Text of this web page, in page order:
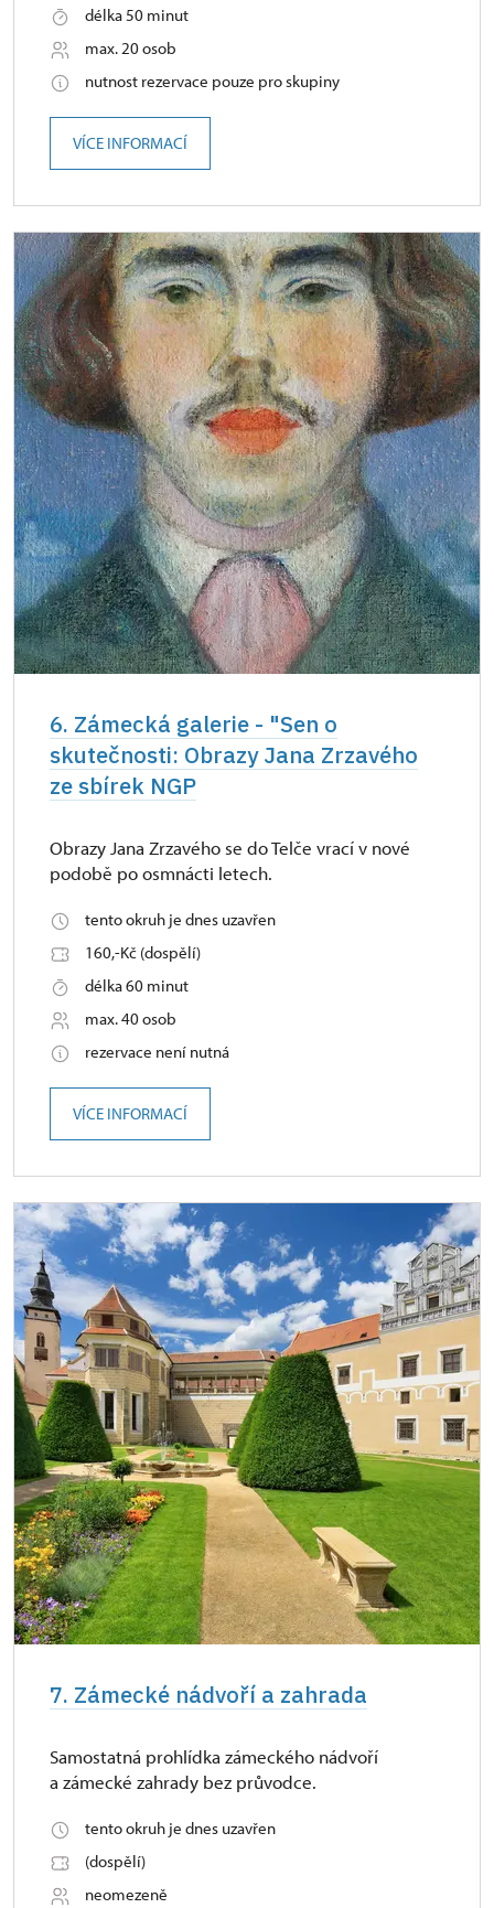
délka 50 minut
max. 20 osob
nutnost rezervace pouze pro skupiny
VÍCE INFORMACÍ
6. Zámecká galerie - "Sen o
skutečnosti: Obrazy Jana Zrzavého
ze sbírek NGP
Obrazy Jana Zrzavého se do Telče vrací v nové
podobě po osmnácti letech.
tento okruh je dnes uzavřen
160,-Kč (dospělí)
délka 60 minut
max. 40 osob
rezervace není nutná
VÍCE INFORMACÍ
7. Zámecké nádvoří a zahrada
Samostatná prohlídka zámeckého nádvoří
a zámecké zahrady bez průvodce.
tento okruh je dnes uzavřen
(dospělí)
neomezeně